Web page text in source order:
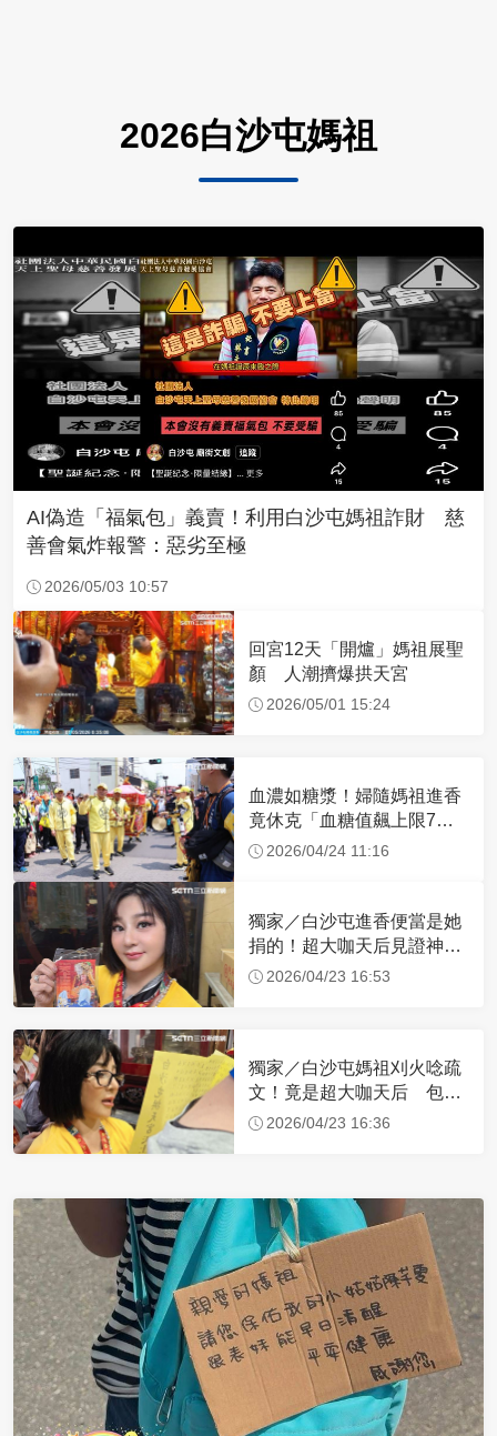
2026白沙屯媽祖
AI偽造「福氣包」義賣！利用白沙屯媽祖詐財 慈
善會氣炸報警：惡劣至極
2026/05/03 10:57
回宮12天「開爐」媽祖展聖
顏 人潮擠爆拱天宮
2026/05/01 15:24
血濃如糖漿！婦隨媽祖進香
竟休克「血糖值飆上限7
倍」 醫曝原因
2026/04/24 11:16
獨家／白沙屯進香便當是她
捐的！超大咖天后見證神
蹟 一靠近媽祖就爆哭
2026/04/23 16:53
獨家／白沙屯媽祖刈火唸疏
文！竟是超大咖天后 包尿
布忍尿5小時不喊累
2026/04/23 16:36